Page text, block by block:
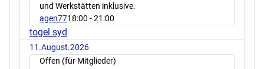
und Werkstätten inklusive.
agen7718:00 - 21:00
togel syd
11.August.2026
Offen (für Mitglieder)